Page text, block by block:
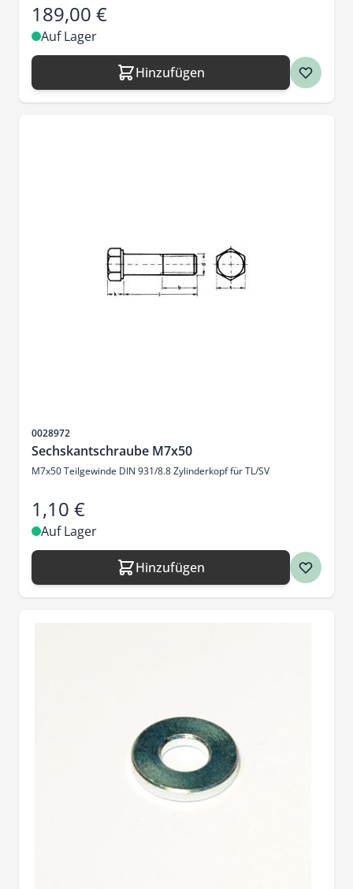
189,00 €
Auf Lager
Hinzufügen
Artikelnr.
0028972
Sechskantschraube M7x50
M7x50 Teilgewinde DIN 931/8.8 Zylinderkopf für TL/SV
1,10 €
Auf Lager
Hinzufügen